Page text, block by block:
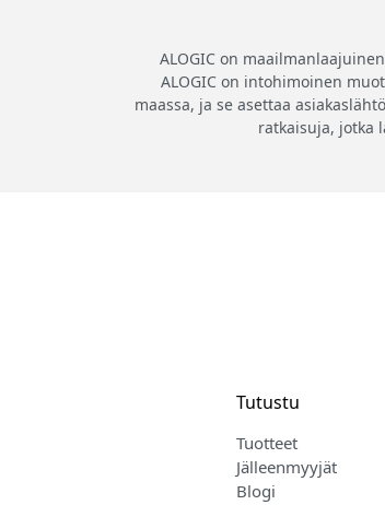
ALOGIC on
ALOGIC on intohimoinen
maassa, ja se asettaa
ratkaisuja, jotka
Tutustu
Tuotteet
Jälleenmyyjät
Blogi